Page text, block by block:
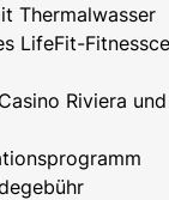
Thermalwasser
LifeFit-
Riviera